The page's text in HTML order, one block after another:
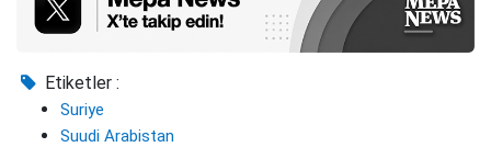
Etiketler :
Suriye
Suudi Arabistan